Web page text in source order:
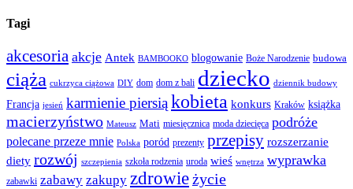
Tagi
akcesoria akcje Antek BAMBOOKO blogowanie Boże Narodzenie budowa
ciąża cukrzyca ciążowa DIY dom dom z bali dziecko dziennik budowy
Francja jesień karmienie piersiąkobieta konkurs Kraków książka
macierzyństwo Mateusz Mati miesięcznica moda dziecięca podróże
polecane przeze mnie Polska poród prezenty przepisy rozszerzanie
diety rozwój szczepienia szkoła rodzenia uroda wieś wnętrza wyprawka
zabawki zabawy zakupy zdrowieżycie